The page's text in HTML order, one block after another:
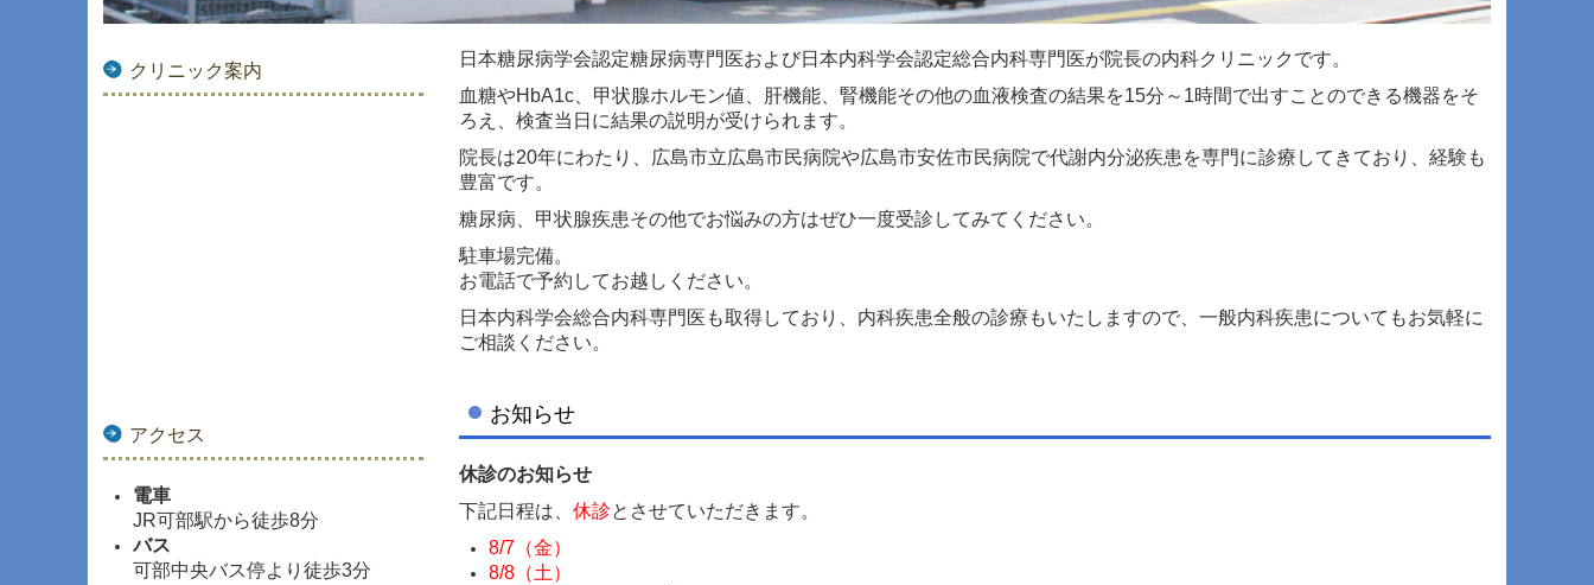
クリニック案内
アクセス
電車
JR可部駅から徒歩8分
バス
可部中央バス停より徒歩3分
日本糖尿病学会認定糖尿病専門医および日本内科学会認定総合内科専門医が院長の内科クリニックです。
血糖やHbA1c、甲状腺ホルモン値、肝機能、腎機能その他の血液検査の結果を15分～1時間で出すことのできる機器をそ
ろえ、検査当日に結果の説明が受けられます。
院長は20年にわたり、広島市立広島市民病院や広島市安佐市民病院で代謝内分泌疾患を専門に診療してきており、経験も
豊富です。
糖尿病、甲状腺疾患その他でお悩みの方はぜひ一度受診してみてください。
駐車場完備。
お電話で予約してお越しください。
日本内科学会総合内科専門医も取得しており、内科疾患全般の診療もいたしますので、一般内科疾患についてもお気軽に
ご相談ください。
お知らせ
休診のお知らせ
下記日程は、 休診とさせていただきます。
8/7（金）
8/8（土）